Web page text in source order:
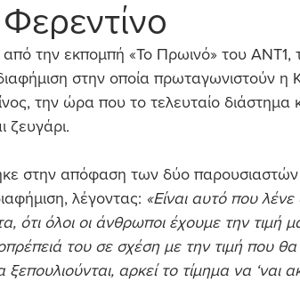
την εκπομπή «Το Πρωινό» του ΑΝΤ1,
στην οποία πρωταγωνιστούν η
την ώρα που το τελευταίο διάστημα
ζευγάρι.
στην απόφαση των δύο
λέγοντας: «Είναι αυτό που
ότι όλοι οι άνθρωποι έχουμε την τιμή
του σε σχέση με την τιμή που
αρκεί το τίμημα να ‘ναι